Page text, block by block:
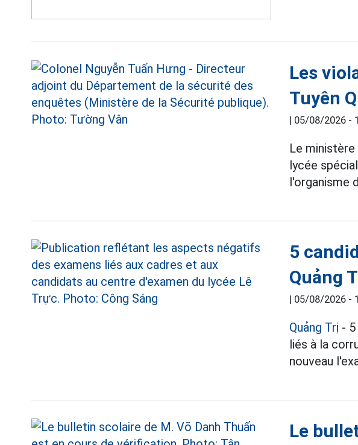
Les
Tuyên
| 05/08/2026 -
Le ministère
lycée
l'organisme
5
Quảng
| 05/08/2026 -
Quảng Trị -
liés à la
nouveau
Le